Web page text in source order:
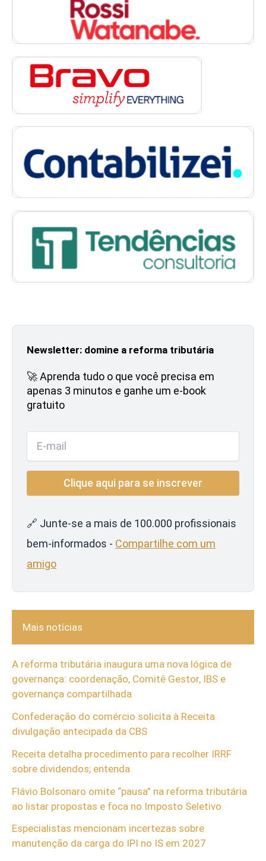
Newsletter: domine a reforma tributária
🚀 Aprenda tudo o que você precisa em
apenas 3 minutos e ganhe um e-book
gratuito
🔗 Junte-se a mais de 100.000 profissionais
bem-informados - Compartilhe com um
amigo
Mais notícias
A reforma tributária inaugura uma nova lógica de
governança: coordenação, Comitê Gestor, IBS e
governança compartilhada
Confederação do comércio solicita à Receita
divulgação antecipada da CBS
Receita detalha procedimento para recolher IRRF
sobre dividendos; entenda
Flávio Bolsonaro omite “pausa” na reforma tributária
ao listar propostas e foca no Imposto Seletivo
Especialistas mencionam incertezas sobre
manutenção da carga do IPI no IS em 2027